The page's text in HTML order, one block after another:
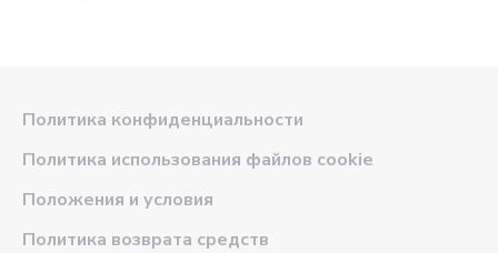
Политика конфиденциальности
Политика использования файлов cookie
Положения и условия
Политика возврата средств